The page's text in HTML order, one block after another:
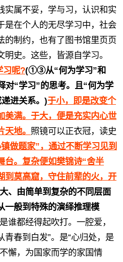
实属不妥，学与习，认识和实
是在个人的无尽学习中，社会
的制约，也有了图书馆里页页
史。这些，皆源自学习。
习呢?(①③从“何为学习”和
对“学习”的思考。且“何为学
进关系。)于小，即是改变个
美满。于大，便是充实内心世
地。 照镜可以正衣冠，读史
做题家”，通过不断学习见到
台。复杂便如樊锦诗“舍半
到莫高窟，守住前辈的火，开
、由简单到复杂的不同层面
一般到特殊的演绎推理模
谁都经得起吹打。一腔爱，
春到白发”。是“心归处，是
懈，为国家而学的家国情